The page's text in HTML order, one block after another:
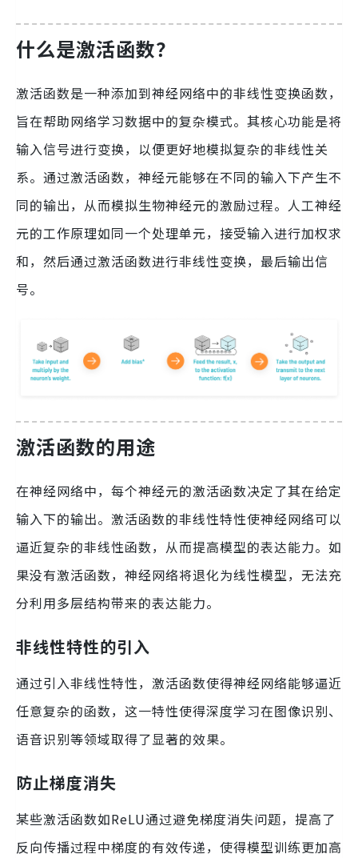
什么是激活函数？
激活函数是一种添加到神经网络中的非线性变换函数，
旨在帮助网络学习数据中的复杂模式。其核心功能是将
输入信号进行变换，以便更好地模拟复杂的非线性关
系。通过激活函数，神经元能够在不同的输入下产生不
同的输出，从而模拟生物神经元的激励过程。人工神经
元的工作原理如同一个处理单元，接受输入进行加权求
和，然后通过激活函数进行非线性变换，最后输出信
号。
激活函数的用途
在神经网络中，每个神经元的激活函数决定了其在给定
输入下的输出。激活函数的非线性特性使神经网络可以
逼近复杂的非线性函数，从而提高模型的表达能力。如
果没有激活函数，神经网络将退化为线性模型，无法充
分利用多层结构带来的表达能力。
非线性特性的引入
通过引入非线性特性，激活函数使得神经网络能够逼近
任意复杂的函数，这一特性使得深度学习在图像识别、
语音识别等领域取得了显著的效果。
防止梯度消失
某些激活函数如ReLU通过避免梯度消失问题，提高了
反向传播过程中梯度的有效传递，使得模型训练更加高